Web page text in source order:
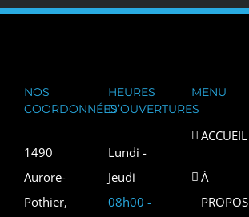
NOS
COORDONNÉES
1490
Aurore-
Pothier,
HEURES
D’OUVERTURES
Lundi -
Jeudi
08h00 -
MENU
ACCUEIL
À
PROPOS